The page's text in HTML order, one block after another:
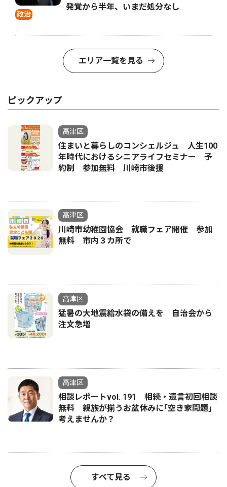
政治
発覚から半年、いまだ処分なし
エリア一覧を見る
ピックアップ
高津区
住まいと暮らしのコンシェルジュ 人生100
年時代におけるシニアライフセミナー 予
約制 参加無料 川崎市後援
高津区
川崎市幼稚園協会 就職フェア開催 参加
無料 市内３カ所で
高津区
猛暑の大地震給水袋の備えを 自治会から
注文急増
高津区
相談レポートvol. 191 相続・遺言初回相談
無料 親族が揃うお盆休みに｢空き家問題｣
考えませんか？
すべて見る